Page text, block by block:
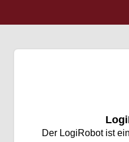
Der LogiRobot ist